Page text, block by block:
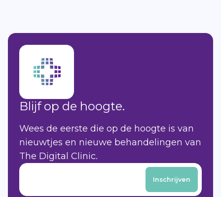
Blijf op de hoogte.
Wees de eerste die op de hoogte is van
nieuwtjes en nieuwe behandelingen van
The Digital Clinic.